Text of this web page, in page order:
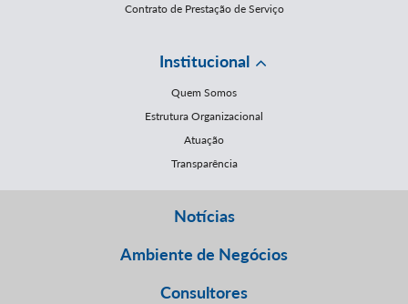
Contrato de Prestação de Serviço
Institucional
Quem Somos
Estrutura Organizacional
Atuação
Transparência
Notícias
Ambiente de Negócios
Consultores